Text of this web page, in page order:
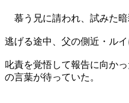
慕う兄に請われ、試みた暗
逃げる途中、父の側近・ル
叱責を覚悟して報告に向か
の言葉が待っていた。